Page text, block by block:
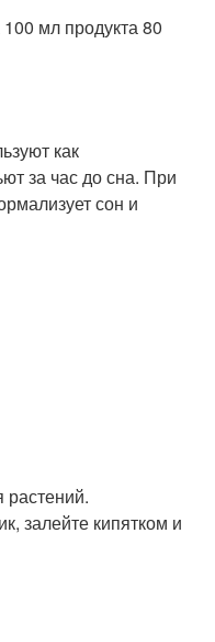
мл продукта 80
как
за час до сна. При
сон и
растений.
залейте кипятком и